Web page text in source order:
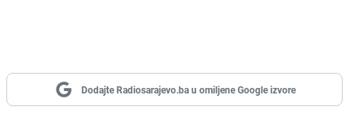
Dodajte Radiosarajevo.ba u omiljene Google izvore